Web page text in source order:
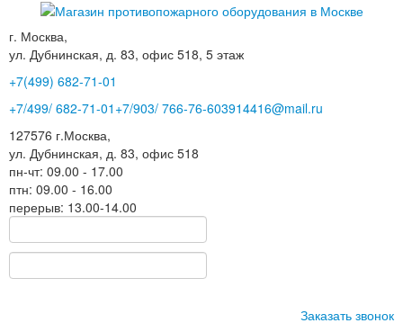
г. Москва,
ул. Дубнинская, д. 83, офис 518, 5 этаж
+7(499) 682-71-01
+7/499/ 682-71-01 +7/903/ 766-76-603914416@mail.ru
127576 г.Москва,
ул. Дубнинская, д. 83, офис 518
пн-чт: 09.00 - 17.00
птн: 09.00 - 16.00
перерыв: 13.00-14.00
Заказать звонок